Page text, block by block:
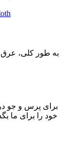
به طور کلی، عرق
برای پرس و جو